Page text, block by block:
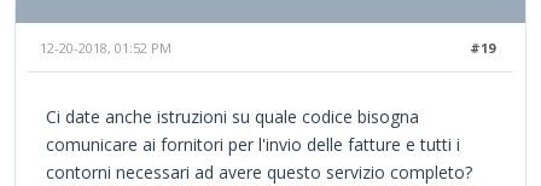
#19
12-20-2018, 01:52 PM
Ci date anche istruzioni su quale codice bisogna
comunicare ai fornitori per l'invio delle fatture e tutti i
contorni necessari ad avere questo servizio completo?